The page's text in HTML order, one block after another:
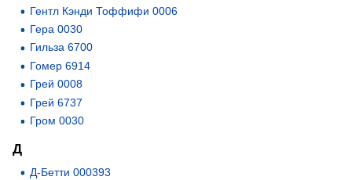
Гентл Кэнди Тоффифи 0006
Гера 0030
Гильза 6700
Гомер 6914
Грей 0008
Грей 6737
Гром 0030
Д
Д-Бетти 000393